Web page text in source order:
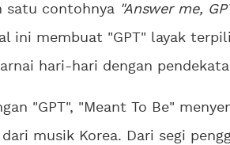
satu contohnya "Answer me,
ini membuat "GPT" layak
hari-hari dengan
"GPT", "Meant To Be"
musik Korea. Dari segi